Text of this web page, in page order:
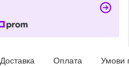
Доставка Оплата Умови